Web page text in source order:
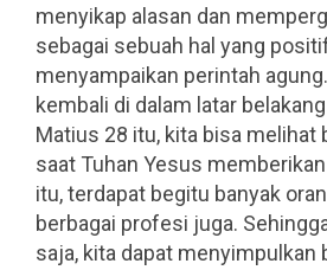
menyikap alasan dan
sebagai sebuah hal yang
menyampaikan perintah
kembali di dalam latar
Matius 28 itu, kita bisa melihat
saat Tuhan Yesus
itu, terdapat begitu banyak
berbagai profesi juga.
saja, kita dapat menyimpulkan